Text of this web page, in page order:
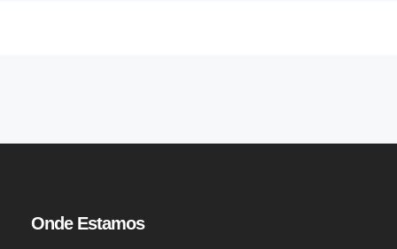
Onde Estamos